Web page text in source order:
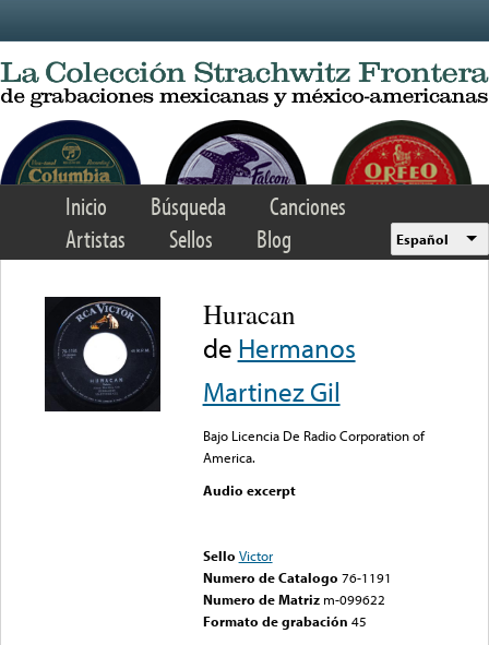
Inicio Búsqueda
Canciones
Artistas
Sellos Blog Español
Huracan
de Hermanos
Martinez Gil
Bajo Licencia De Radio Corporation of
America.
Audio excerpt
Sello Victor
Numero de Catalogo 76-1191
Numero de Matriz m-099622
Formato de grabación 45